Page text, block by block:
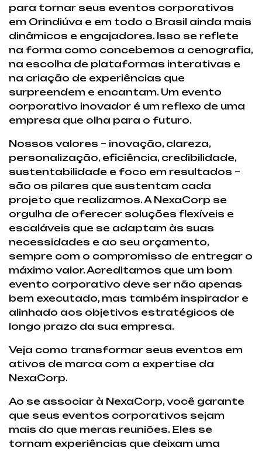
para tornar seus eventos corporativos
em Orindiúva e em todo o Brasil ainda mais
dinâmicos e engajadores. Isso se reflete
na forma como concebemos a cenografia,
na escolha de plataformas interativas e
na criação de experiências que
surpreendem e encantam. Um evento
corporativo inovador é um reflexo de uma
empresa que olha para o futuro.
Nossos valores – inovação, clareza,
personalização, eficiência, credibilidade,
sustentabilidade e foco em resultados –
são os pilares que sustentam cada
projeto que realizamos. A NexaCorp se
orgulha de oferecer soluções flexíveis e
escaláveis que se adaptam às suas
necessidades e ao seu orçamento,
sempre com o compromisso de entregar o
máximo valor. Acreditamos que um bom
evento corporativo deve ser não apenas
bem executado, mas também inspirador e
alinhado aos objetivos estratégicos de
longo prazo da sua empresa.
Veja como transformar seus eventos em
ativos de marca com a expertise da
NexaCorp.
Ao se associar à NexaCorp, você garante
que seus eventos corporativos sejam
mais do que meras reuniões. Eles se
tornam experiências que deixam uma